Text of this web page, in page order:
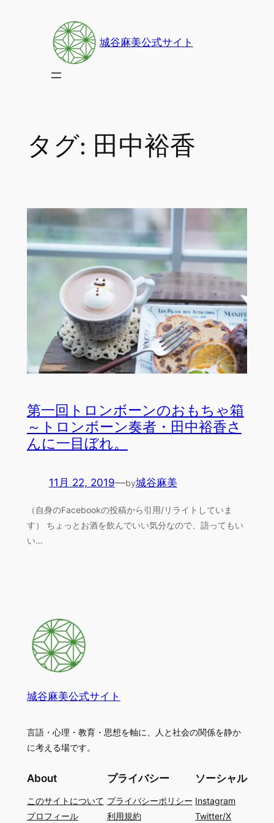
城谷麻美公式サイト
タグ: 田中裕香
第一回トロンボーンのおもちゃ箱
～トロンボーン奏者・田中裕香さ
んに一目ぼれ。
11月 22, 2019—by城谷麻美
（自身のFacebookの投稿から引用/リライトしていま
す） ちょっとお酒を飲んでいい気分なので、語ってもい
い…
城谷麻美公式サイト
言語・心理・教育・思想を軸に、人と社会の関係を静か
に考える場です。
About
このサイトについて
プロフィール
プライバシー
プライバシーポリシー
利用規約
ソーシャル
Instagram
Twitter/X